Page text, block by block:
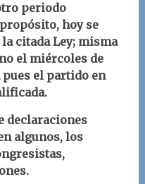
periodo
hoy se
citada Ley; misma
el miércoles de
pues el partido en
declaraciones
algunos, los